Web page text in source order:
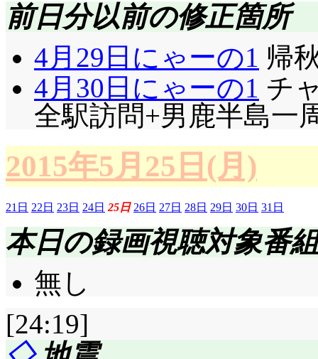
情を伏せてた心春「
「とりあえず役職の
っ込んだことを聞く
とか、何でも怪しく
きる人が好きです」
それとも話し上手?」
合える関係が良いと
成立するねそれ」中
割と、会話が入り乱
りません!?
「人狼を今日初めて
い」」」葵、心春、
前日分以前の修正箇所
4月29日にゃーの1 帰
4月30日にゃーの1 チ
全駅訪問+男鹿半島一
2015年5月25日(月)
21日 22日 23日 24日 25日 26日 27日 28日 29日 30日 31日
本日の録画視聴対象番組
無し
[24:19]